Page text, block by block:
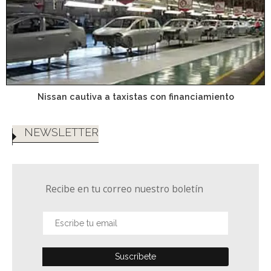
Nissan cautiva a taxistas con financiamiento
NEWSLETTER
Recibe en tu correo nuestro boletín